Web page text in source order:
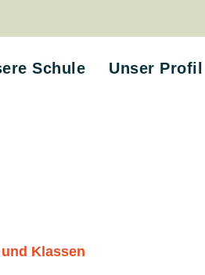
Schule Unser Profil
Klassen